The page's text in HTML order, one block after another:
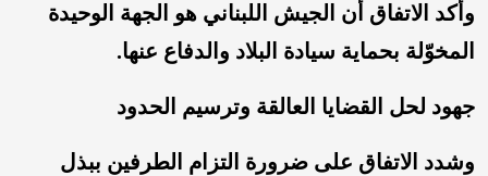
وأكد الاتفاق أن الجيش اللبناني هو الجهة الوحيدة
المخوّلة بحماية سيادة البلاد والدفاع عنها.
جهود لحل القضايا العالقة وترسيم الحدود
وشدد الاتفاق على ضرورة التزام الطرفين ببذل